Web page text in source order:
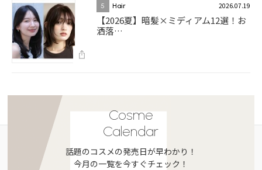
5 Hair 2026.07.19
【2026夏】暗髪×ミディアム12選！お
洒落…
Cosme
Calendar
話題のコスメの発売日が早わかり！
今月の一覧を今すぐチェック！